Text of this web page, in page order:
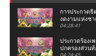
การประกวด
งดงามแห่งช
น่าน จ.น่าน
04:28:41
ประกวดร้องเ
ปกครองส่วนท้
04:24:45